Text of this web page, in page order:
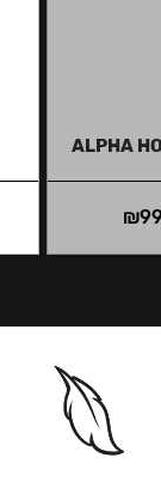
ALPHA
₪